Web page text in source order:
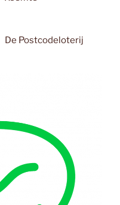
De Postcodeloterij